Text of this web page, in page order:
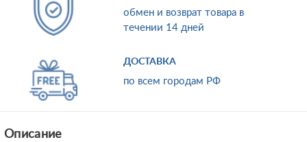
обмен и возврат товара в
течении 14 дней
ДОСТАВКА
по всем городам РФ
Описание